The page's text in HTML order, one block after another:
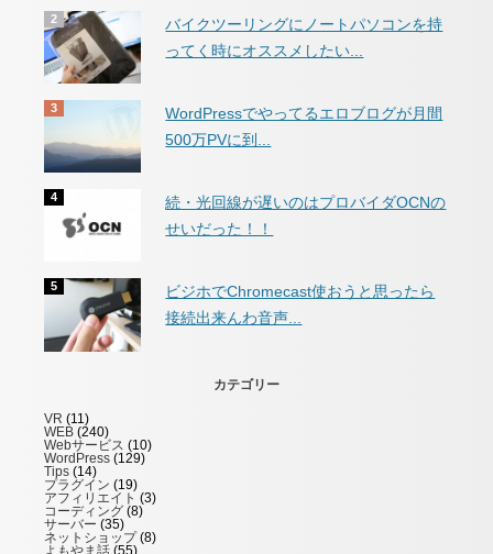
バイクツーリングにノートパソコンを持
ってく時にオススメしたい...
WordPressでやってるエロブログが月間
500万PVに到...
続・光回線が遅いのはプロバイダOCNの
せいだった！！
ビジホでChromecast使おうと思ったら
接続出来んわ音声...
カテゴリー
VR (11)
WEB (240)
Webサービス (10)
WordPress (129)
Tips (14)
プラグイン (19)
アフィリエイト (3)
コーディング (8)
サーバー (35)
ネットショップ(8)
よもやま話 (55)